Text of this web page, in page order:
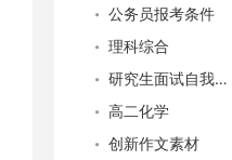
公务员报考条件
理科综合
研究生面试自我介绍
高二化学
创新作文素材